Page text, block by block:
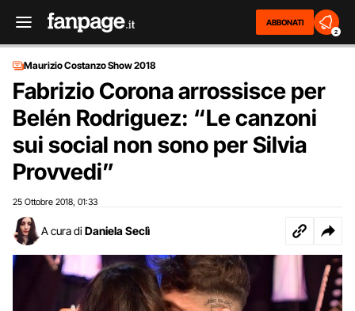
ABBONATI
2
Maurizio Costanzo Show 2018
Fabrizio Corona arrossisce per
Belén Rodriguez: “Le canzoni
sui social non sono per Silvia
Provvedi”
25 Ottobre 2018 01:33
A cura di Daniela Seclì